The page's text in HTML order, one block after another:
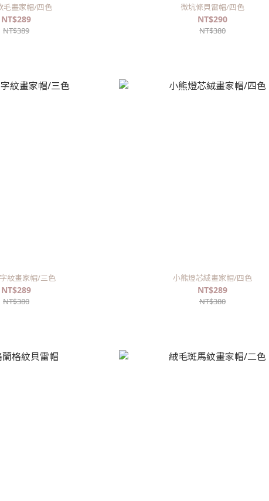
毛畫家帽/四色
NT$289
NT$389
微坑條貝雷帽/四色
NT$290
NT$380
紋畫家帽/三色
NT$289
NT$380
小熊燈芯絨畫家帽/四色
NT$289
NT$380